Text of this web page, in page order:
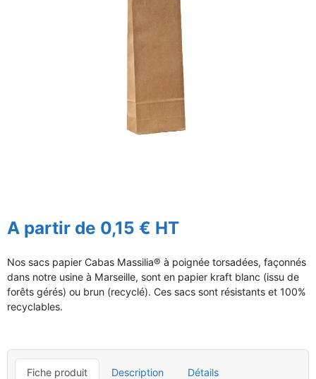
A partir de 0,15 € HT
Nos sacs papier Cabas Massilia® à poignée torsadées, façonnés
dans notre usine à Marseille, sont en papier kraft blanc (issu de
forêts gérés) ou brun (recyclé). Ces sacs sont résistants et 100%
recyclables.
Fiche produit Description Détails